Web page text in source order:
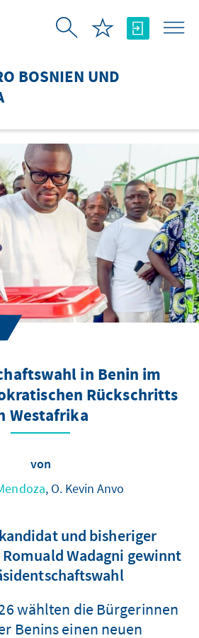
BOSNIEN UND
in Benin im
Rückschritts
Westafrika
von
, O. Kevin Anvo
und bisheriger
Wadagni gewinnt
wählten die Bürgerinnen
Benins einen neuen